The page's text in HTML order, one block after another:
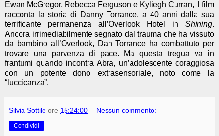
Ewan McGregor, Rebecca Ferguson e Kyliegh Curran, il film
racconta la storia di Danny Torrance, a 40 anni dalla sua
terrificante permanenza all’Overlook Hotel in Shining.
Ancora irrimediabilmente segnato dal trauma che ha vissuto
da bambino all’Overlook, Dan Torrance ha combattuto per
trovare una parvenza di pace. Ma questa tregua va in
frantumi quando incontra Abra, un’adolescente coraggiosa
con un potente dono extrasensoriale, noto come la
“luccicanza”.
Silvia Sottile ore 15:24:00 Nessun commento:
Condividi